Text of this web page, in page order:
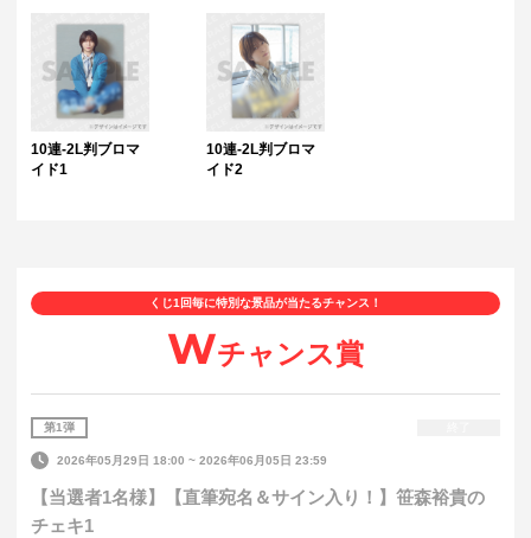
10連-2L判ブロマ
イド1
10連-2L判ブロマ
イド2
くじ1回毎に特別な景品が当たるチャンス！
Wチャンス賞
第1弾
2026年05月29日 18:00 ~2026年06月05日 23:59
【当選者1名様】【直筆宛名＆サイン入り！】笹森裕貴の
チェキ1